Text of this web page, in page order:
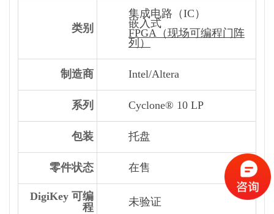
类别
集成电路（IC）
嵌入式
FPGA（现场可编程门阵
列）
制造商 Intel/Altera
系列 Cyclone® 10 LP
包装 托盘
零件状态 在售
DigiKey 可编
程
未验证